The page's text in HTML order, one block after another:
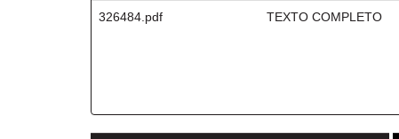
326484.pdf TEXTO COMPLETO